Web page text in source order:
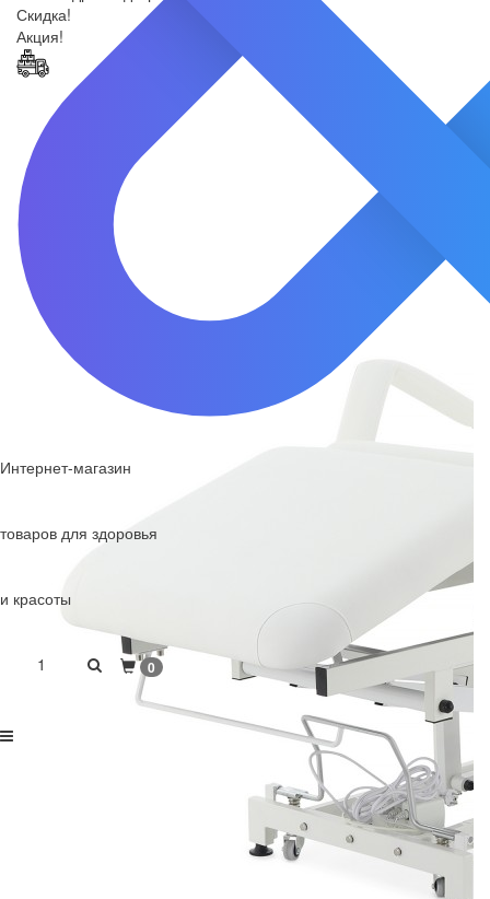
Интернет-магазин
товаров для здоровья
и красоты
1 0
Скидка!
Акция!